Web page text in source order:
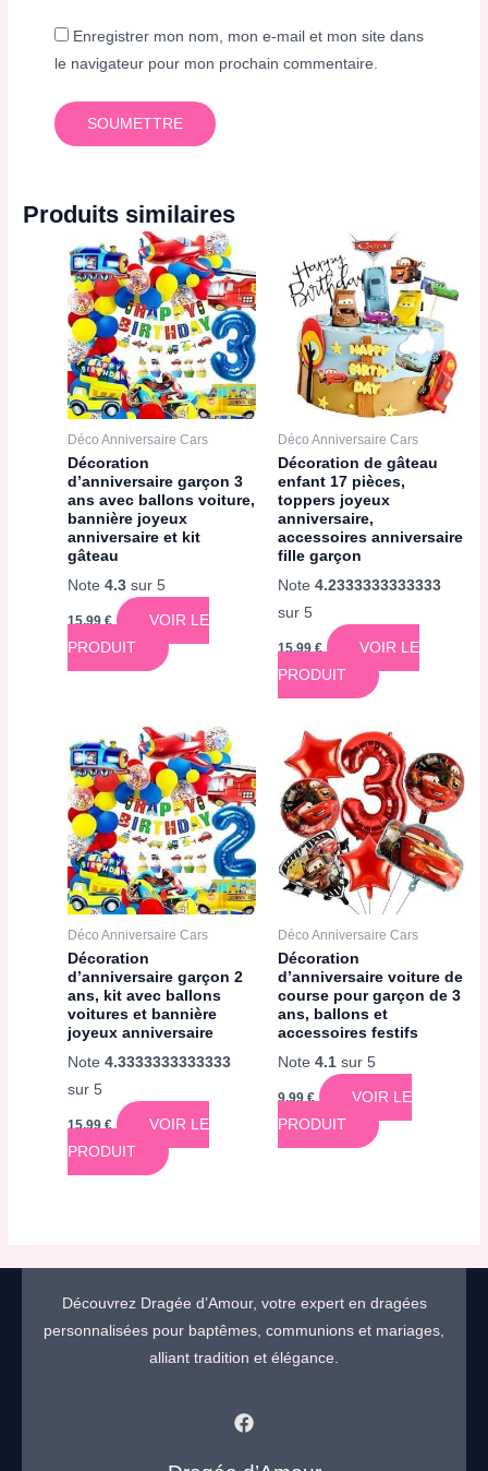
Enregistrer mon nom, mon e-mail et mon site dans
le navigateur pour mon prochain commentaire.
Produits similaires
Déco Anniversaire Cars
Décoration
d’anniversaire garçon 3
ans avec ballons voiture,
bannière joyeux
anniversaire et kit
gâteau
Note4.3 sur 5
15,99€
VOIR LE
PRODUIT
Déco Anniversaire Cars
Décoration de gâteau
enfant 17 pièces,
toppers joyeux
anniversaire,
accessoires anniversaire
fille garçon
Note 4.2333333333333
sur 5
15,99€
VOIR LE
PRODUIT
Déco Anniversaire Cars
Décoration
d’anniversaire garçon 2
ans, kit avec ballons
voitures et bannière
joyeux anniversaire
Note4.3333333333333
sur 5
15,99€
VOIR LE
PRODUIT
Déco Anniversaire Cars
Décoration
d’anniversaire voiture de
course pour garçon de 3
ans, ballons et
accessoires festifs
Note 4.1sur 5
9,99€
VOIR LE
PRODUIT
Découvrez Dragée d’Amour, votre expert en dragées
personnalisées pour baptêmes, communions et mariages,
alliant tradition et élégance.